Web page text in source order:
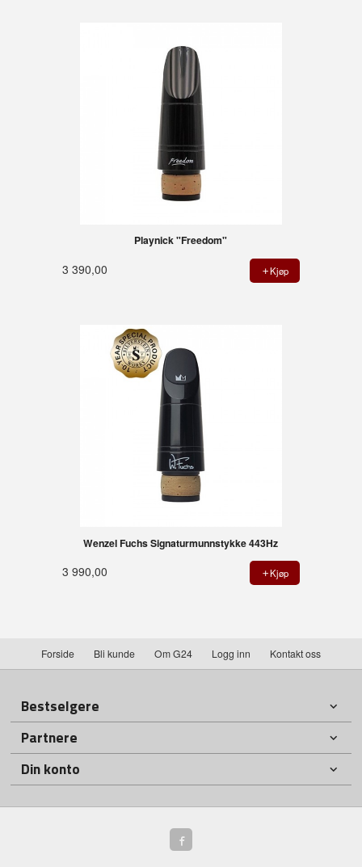
Playnick "Freedom"
3 390,00 Kjøp
Wenzel Fuchs Signaturmunnstykke 443Hz
3 990,00 Kjøp
Forside Bli kunde Om G24 Logg inn Kontakt oss
Bestselgere
Partnere
Din konto